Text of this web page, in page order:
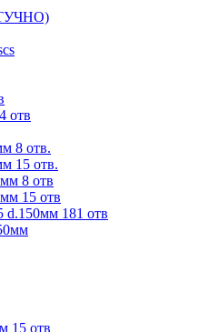
отв
8 отв.
15 отв.
8 отв
15 отв
d.150мм 181 отв
15 отв